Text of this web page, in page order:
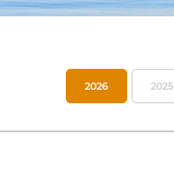
2026 2025